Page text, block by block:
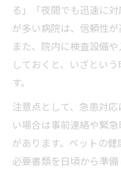
る」「夜間でも迅速に
が多い病院は、信頼性が
また、院内に検査設備
しておくと、いざとい
す。
注意点として、急患対
い場合は事前連絡や緊
があります。ペットの健
必要書類を日頃から準